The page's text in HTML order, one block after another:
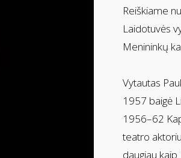
Reiškiame
Laidotuvės
Menininkų
Vytautas
1957 baigė
1956–62
teatro
daugiau